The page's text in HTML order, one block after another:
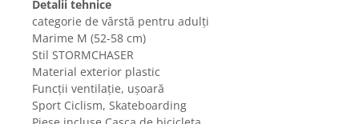
Accesorii aparate de ras electrice
Accesorii aparate hair styling
Aparate & Accesorii ingrijire
personala
Aparate cosmetice
Detalii tehnice
categorie de vârstă pentru adulți
Marime M (52-58 cm)
Stil ‎STORMCHASER
Material exterior plastic
Funcții ventilație, ușoară
Sport Ciclism, Skateboarding